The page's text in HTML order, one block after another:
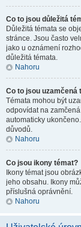
Co to jsou důležitá
Důležitá témata se
stránce. Jsou často
jako u oznámení
důležitá témata.
Nahoru
Co to jsou uzamčená
Témata mohou být
odpovídat na
automaticky
důvodů.
Nahoru
Co jsou ikony témat?
Ikony témat jsou
jeho obsahu. Ikony
příslušná oprávnění.
Nahoru